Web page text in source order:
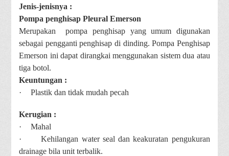
Jenis-jenisnya :
Pompa penghisap Pleural Emerson
Merupakan pompa penghisap yang umum digunakan
sebagai pengganti penghisap di dinding. Pompa Penghisap
Emerson ini dapat dirangkai menggunakan sistem dua atau
tiga botol.
Keuntungan :
·
Plastik dan tidak mudah pecah
Kerugian :
·
Mahal
·
Kehilangan water seal dan keakuratan pengukuran
drainage bila unit terbalik.